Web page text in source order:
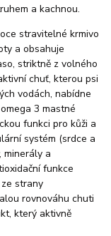
a kachnou.
stravitelné krmivo
a obsahuje
striktně z volného
chuť, kterou psi
vodách, nabídne
3 mastné
funkci pro kůži a
systém (srdce a
minerály a
funkce
strany
rovnováhu chuti
který aktivně